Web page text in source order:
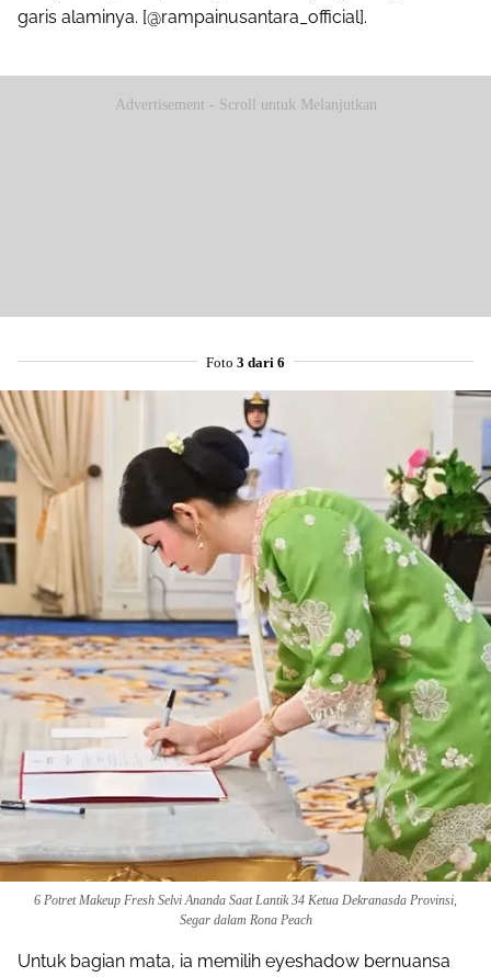
garis alaminya. [@rampainusantara_official].
Advertisement - Scroll untuk Melanjutkan
Foto 3 dari 6
6 Potret Makeup Fresh Selvi Ananda Saat Lantik 34 Ketua Dekranasda Provinsi,
Segar dalam Rona Peach
Untuk bagian mata, ia memilih eyeshadow bernuansa